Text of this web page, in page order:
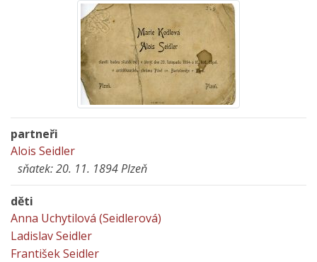
partneři
Alois Seidler
sňatek: 20. 11. 1894 Plzeň
děti
Anna Uchytilová (Seidlerová)
Ladislav Seidler
František Seidler